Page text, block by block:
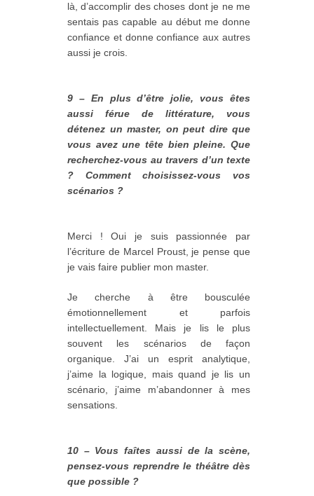
là, d’accomplir des choses dont je ne me
sentais pas capable au début me donne
confiance et donne confiance aux autres
aussi je crois.
9 – En plus d’être jolie, vous êtes
aussi férue de littérature, vous
détenez un master, on peut dire que
vous avez une tête bien pleine. Que
recherchez-vous au travers d’un texte
? Comment choisissez-vous vos
scénarios ?
Merci ! Oui je suis passionnée par
l’écriture de Marcel Proust, je pense que
je vais faire publier mon master.
Je cherche à être bousculée
émotionnellement et parfois
intellectuellement. Mais je lis le plus
souvent les scénarios de façon
organique. J’ai un esprit analytique,
j’aime la logique, mais quand je lis un
scénario, j’aime m’abandonner à mes
sensations.
10 – Vous faîtes aussi de la scène,
pensez-vous reprendre le théâtre dès
que possible ?